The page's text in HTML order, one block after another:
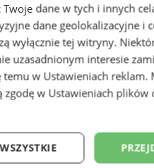
dane w tych i innych
dane geolokalizacyjne i
wyłącznie tej witryny.
uzasadnionym interesie
temu w Ustawieniach reklam.
zgodę w Ustawieniach plików